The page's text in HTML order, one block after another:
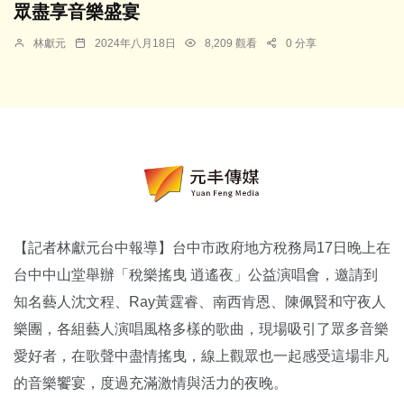
眾盡享音樂盛宴
林獻元 2024年八月18日 8,209 觀看 0 分享
【記者林獻元台中報導】台中市政府地方稅務局17日晚上在
台中中山堂舉辦「稅樂搖曳 逍遙夜」公益演唱會，邀請到
知名藝人沈文程、Ray黃霆睿、南西肯恩、陳佩賢和守夜人
樂團，各組藝人演唱風格多樣的歌曲，現場吸引了眾多音樂
愛好者，在歌聲中盡情搖曳，線上觀眾也一起感受這場非凡
的音樂饗宴，度過充滿激情與活力的夜晚。